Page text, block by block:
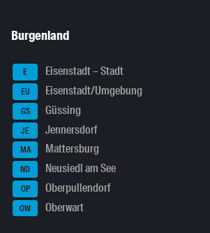
Burgenland
E Eisenstadt – Stadt
EU Eisenstadt/Umgebung
GS Güssing
JE Jennersdorf
MA Mattersburg
ND Neusiedl am See
OP Oberpullendorf
OW Oberwart